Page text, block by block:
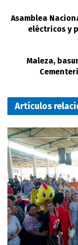
Asamblea
eléctricos y
Maleza,
Artículos